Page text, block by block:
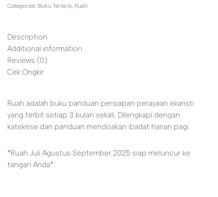
Categories: Buku Terlaris, Ruah
Description
Additional information
Reviews (0)
Cek Ongkir
Ruah adalah buku panduan persiapan perayaan ekaristi
yang terbit setiap 3 bulan sekali. Dilengkapi dengan
katekese dan panduan mendoakan ibadat harian pagi.
*Ruah Juli Agustus September 2025 siap meluncur ke
tangan Anda*